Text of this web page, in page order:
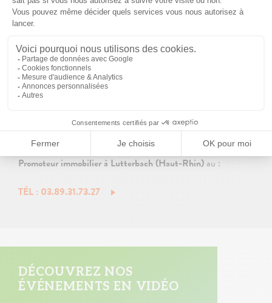
Pour plus d'informations, vous pouvez contacter l'agence
Promoteur immobilier à Lutterbach (Haut-Rhin) au :
TÉL : 03.89.31.73.27
DÉCOUVREZ NOS
ÉVÉNEMENTS EN VIDÉO